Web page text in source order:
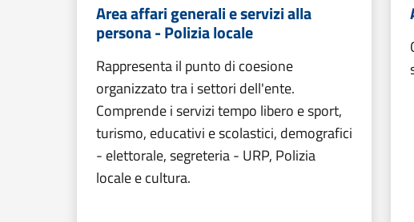
Area affari generali e servizi alla
persona - Polizia locale
Rappresenta il punto di coesione
organizzato tra i settori dell'ente.
Comprende i servizi tempo libero e sport,
turismo, educativi e scolastici, demografici
- elettorale, segreteria - URP, Polizia
locale e cultura.